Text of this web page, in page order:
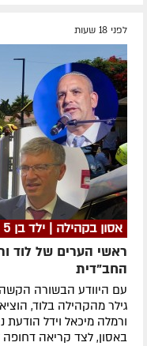
לפני 18 שעות
אסון בקהילה | ילד בן 5 נשכח ברכב
ראשי הערים של לוד
החב"דית
עם היוודע הבשורה
גילר מהקהילה בלוד,
ורמלה מיכאל וידל הודעת
באסון, לצד קריאה דחופה